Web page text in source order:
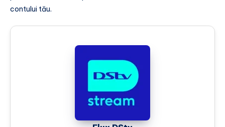
contului tău.